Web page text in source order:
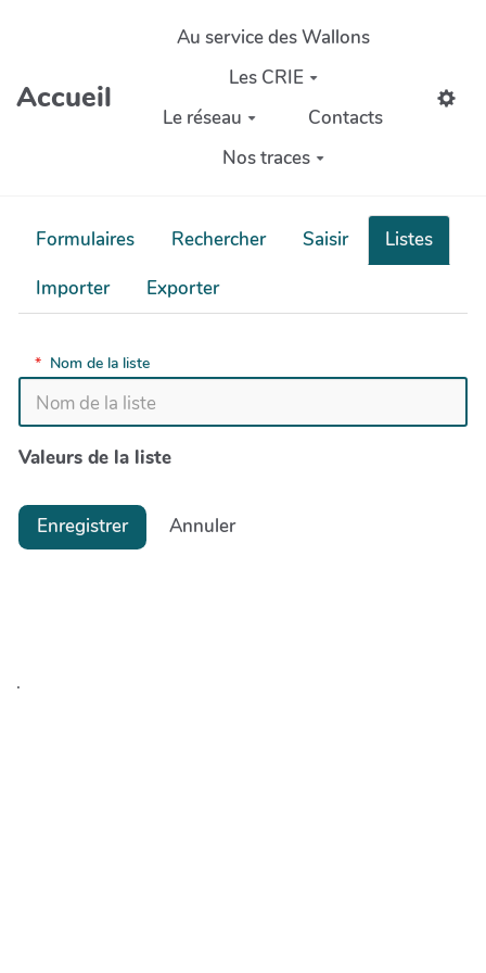
Aller au contenu principal
Accueil
Au service des Wallons
Les CRIE
Le réseau
Contacts
Nos traces
Formulaires Rechercher Saisir
Listes
Importer
Exporter
* Nom de la liste
Valeurs de la liste
Enregistrer Annuler
.